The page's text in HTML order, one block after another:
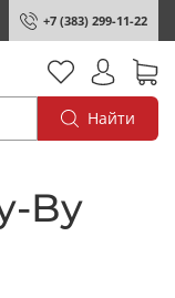
+7 (383) 299-11-22
Найти
By